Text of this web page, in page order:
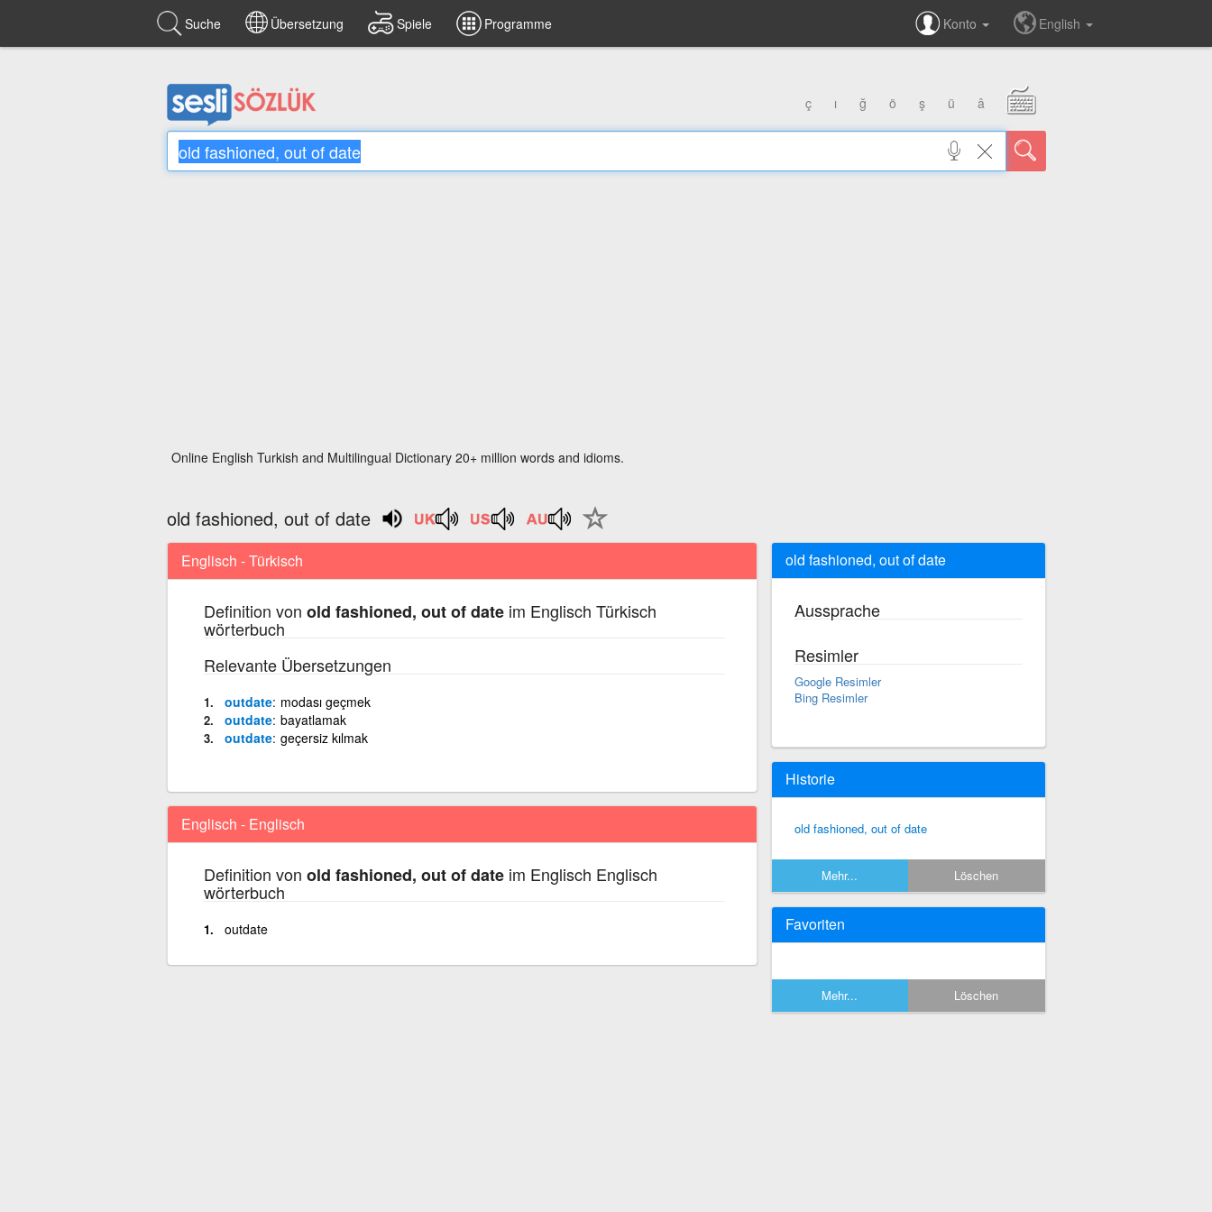
Suche Übersetzung Spiele Programme Konto English
ç ı ğ ö ş ü â
Online English Turkish and Multilingual Dictionary 20+ million words and idioms.
old fashioned, out of date
Englisch - Türkisch
Definition von old fashioned, out of dateim Englisch Türkisch
wörterbuch
Relevante Übersetzungen
outdate modası geçmek
outdate bayatlamak
outdate geçersiz kılmak
Englisch - Englisch
Definition von old fashioned, out of dateim Englisch Englisch
wörterbuch
outdate
old fashioned, out of date
Aussprache
Resimler
Google Resimler
Bing Resimler
Historie
old fashioned, out of date
Mehr... Löschen
Favoriten
Mehr... Löschen